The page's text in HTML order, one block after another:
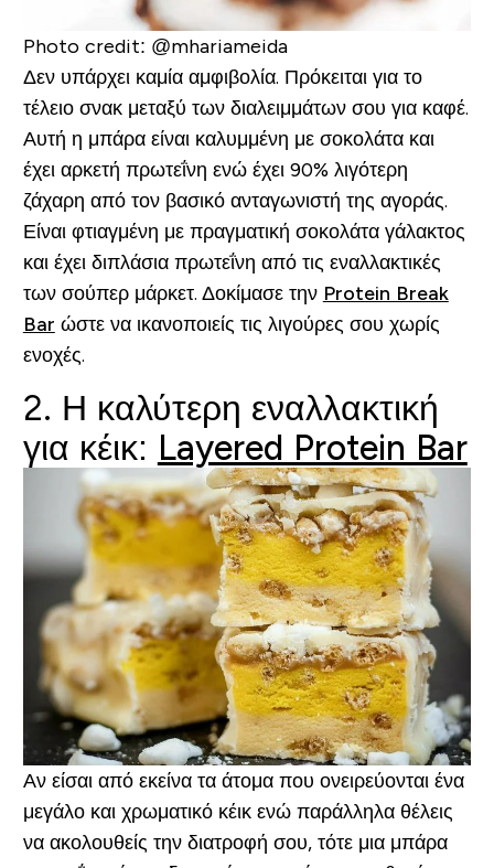
Photo credit: @mhariameida
Δεν υπάρχει καμία αμφιβολία. Πρόκειται για το
τέλειο σνακ μεταξύ των διαλειμμάτων σου για καφέ.
Αυτή η μπάρα είναι καλυμμένη με σοκολάτα και
έχει αρκετή πρωτεΐνη ενώ έχει 90% λιγότερη
ζάχαρη από τον βασικό ανταγωνιστή της αγοράς.
Είναι φτιαγμένη με πραγματική σοκολάτα γάλακτος
και έχει διπλάσια πρωτεΐνη από τις εναλλακτικές
των σούπερ μάρκετ. Δοκίμασε την Protein Break
Bar ώστε να ικανοποιείς τις λιγούρες σου χωρίς
ενοχές.
2. Η καλύτερη εναλλακτική
για κέικ: Layered Protein Bar
Αν είσαι από εκείνα τα άτομα που ονειρεύονται ένα
μεγάλο και χρωματικό κέικ ενώ παράλληλα θέλεις
να ακολουθείς την διατροφή σου, τότε μια μπάρα